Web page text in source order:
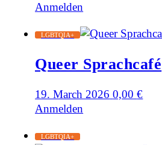
Anmelden
LGBTQIA+
Queer Sprachcafé
19. March 2026 0,00€
Anmelden
LGBTQIA+